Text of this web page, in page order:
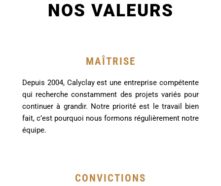
NOS VALEURS
MAÎTRISE
Depuis 2004, Calyclay est une entreprise compétente
qui recherche constamment des projets variés pour
continuer à grandir. Notre priorité est le travail bien
fait, c’est pourquoi nous formons régulièrement notre
équipe.
CONVICTIONS